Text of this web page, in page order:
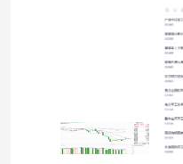
务。星河动力航天
体运载火箭即将迎
阳反弹，力度较大
头阳线。此前说过
式，一个是一波流
小。另一个是资金
线